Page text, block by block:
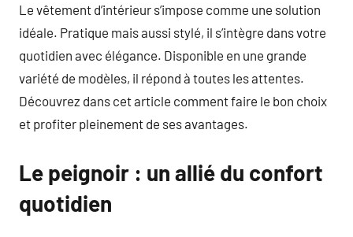
Le vêtement d’intérieur s’impose comme une solution
idéale. Pratique mais aussi stylé, il s’intègre dans votre
quotidien avec élégance. Disponible en une grande
variété de modèles, il répond à toutes les attentes.
Découvrez dans cet article comment faire le bon choix
et profiter pleinement de ses avantages.
Le peignoir : un allié du confort
quotidien